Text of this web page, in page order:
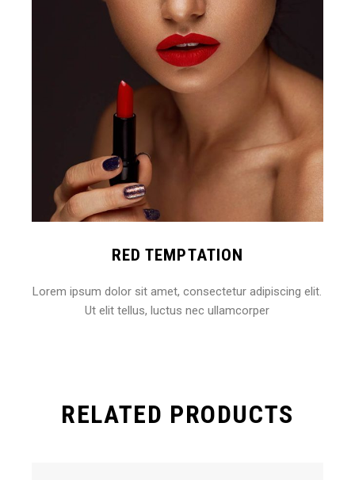
RED TEMPTATION
Lorem ipsum dolor sit amet, consectetur adipiscing elit.
Ut elit tellus, luctus nec ullamcorper
RELATED PRODUCTS